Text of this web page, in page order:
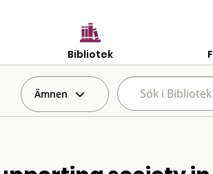
Bibliotek
Ämnen